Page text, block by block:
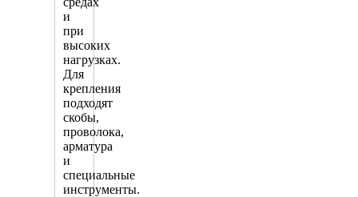
и
при
высоких
нагрузках.
Для
крепления
подходят
скобы,
проволока,
арматура
и
специальные
инструменты.